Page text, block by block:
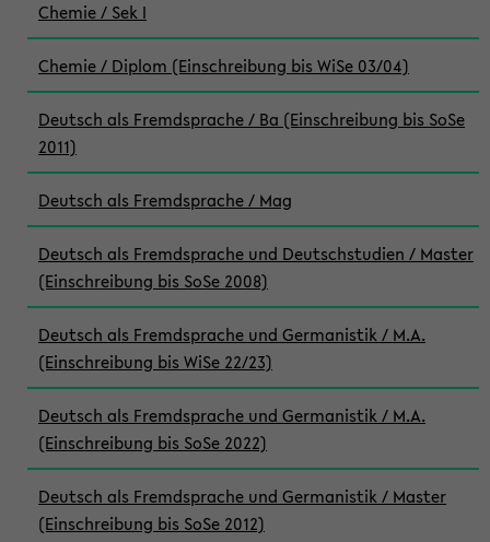
Chemie / Sek I
Chemie / Diplom (Einschreibung bis WiSe 03/04)
Deutsch als Fremdsprache / Ba (Einschreibung bis SoSe
2011)
Deutsch als Fremdsprache / Mag
Deutsch als Fremdsprache und Deutschstudien / Master
(Einschreibung bis SoSe 2008)
Deutsch als Fremdsprache und Germanistik / M.A.
(Einschreibung bis WiSe 22/23)
Deutsch als Fremdsprache und Germanistik / M.A.
(Einschreibung bis SoSe 2022)
Deutsch als Fremdsprache und Germanistik / Master
(Einschreibung bis SoSe 2012)